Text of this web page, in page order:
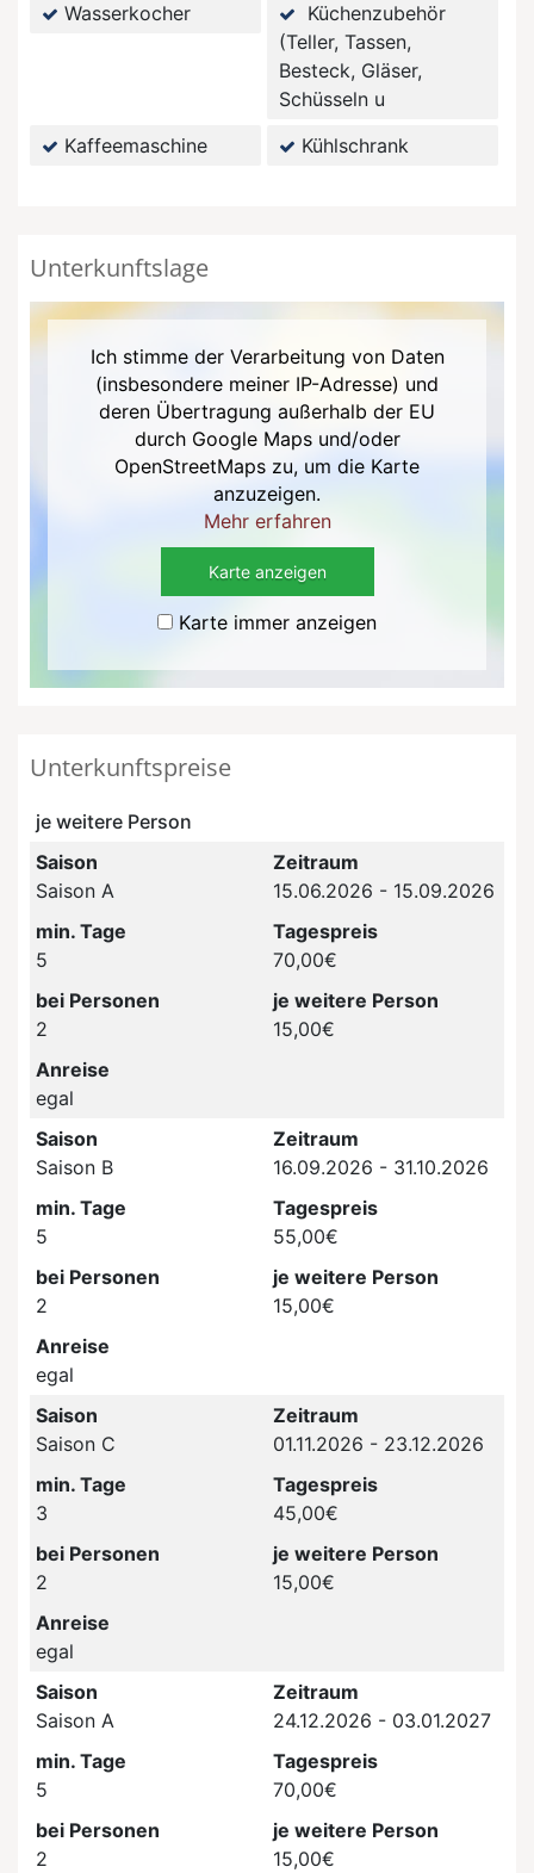
Wasserkocher
Küchenzubehör
(Teller, Tassen,
Besteck, Gläser,
Schüsseln u
Kaffeemaschine
Kühlschrank
Unterkunftslage
Ich stimme der Verarbeitung von Daten
(insbesondere meiner IP-Adresse) und
deren Übertragung außerhalb der EU
durch Google Maps und/oder
OpenStreetMaps zu, um die Karte
anzuzeigen.
Mehr erfahren
Karte anzeigen
Karte immer anzeigen
Unterkunftspreise
je weitere Person
Saison
Saison A
Zeitraum
15.06.2026 - 15.09.2026
min. Tage
5
Tagespreis
70,00€
bei Personen
2
je weitere Person
15,00€
Anreise
egal
Saison
Saison B
Zeitraum
16.09.2026 - 31.10.2026
min. Tage
5
Tagespreis
55,00€
bei Personen
2
je weitere Person
15,00€
Anreise
egal
Saison
Saison C
Zeitraum
01.11.2026 - 23.12.2026
min. Tage
3
Tagespreis
45,00€
bei Personen
2
je weitere Person
15,00€
Anreise
egal
Saison
Saison A
Zeitraum
24.12.2026 - 03.01.2027
min. Tage
5
Tagespreis
70,00€
bei Personen
2
je weitere Person
15,00€